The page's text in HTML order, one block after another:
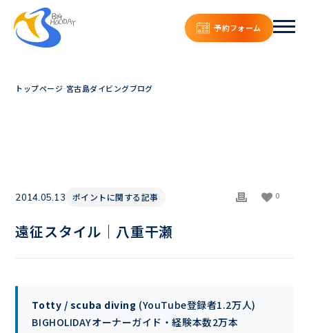
予約フォーム
トップページ 宮古島ダイビングブログ
2014.05.13 ポイントに関する記事 0
遠征スタイル｜八重干瀬
Totty / scuba diving (YouTube登録者1.2万人)
BIGHOLIDAYオーナーガイド・経験本数2万本